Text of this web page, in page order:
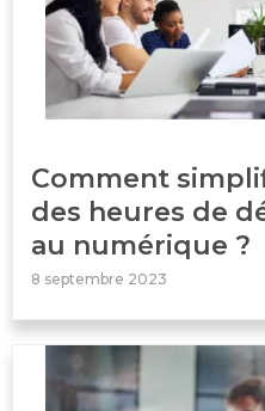
Comment
des heures de
au numérique ?
8 septembre 2023